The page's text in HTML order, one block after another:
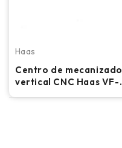
Haas
Centro de mecanizado
vertical CNC Haas VF-